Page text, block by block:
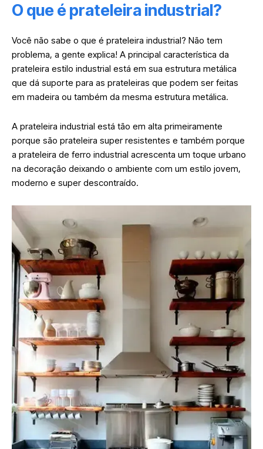
O que é prateleira industrial?
Você não sabe o que é prateleira industrial? Não tem
problema, a gente explica! A principal característica da
prateleira estilo industrial está em sua estrutura metálica
que dá suporte para as prateleiras que podem ser feitas
em madeira ou também da mesma estrutura metálica.
A prateleira industrial está tão em alta primeiramente
porque são prateleira super resistentes e também porque
a prateleira de ferro industrial acrescenta um toque urbano
na decoração deixando o ambiente com um estilo jovem,
moderno e super descontraído.